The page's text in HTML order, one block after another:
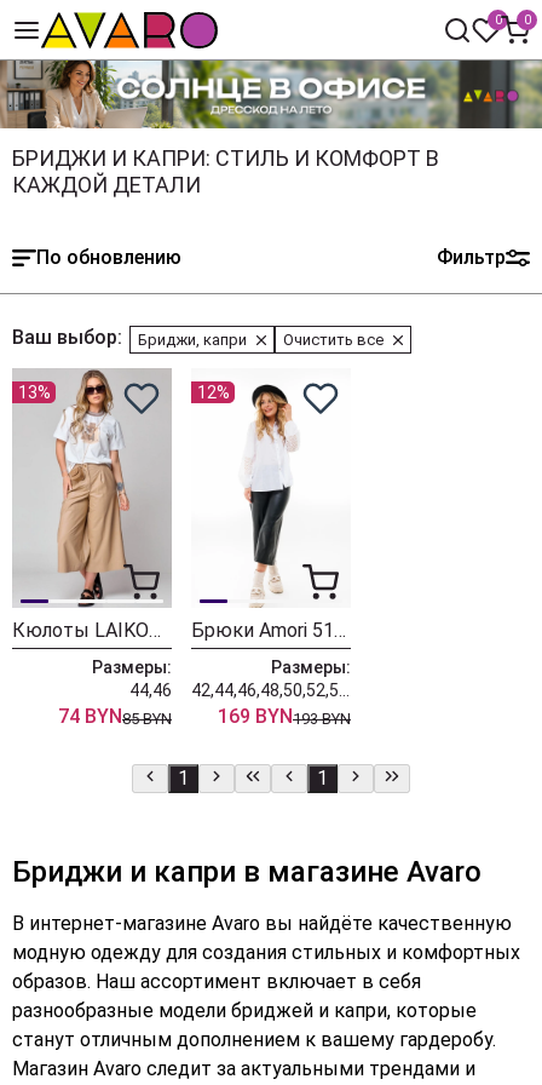
0 0
БРИДЖИ И КАПРИ: СТИЛЬ И КОМФОРТ В
КАЖДОЙ ДЕТАЛИ
По обновлению Фильтр
Ваш выбор: Бриджи, капри Очистить все
13%
Кюлоты LAIKONY L-168-2 бежевый
Размеры:
44,46
74 BYN85 BYN
12%
Брюки Amori 5181 черный
Размеры:
169 BYN193 BYN
1 1
Бриджи и капри в магазине Avaro
В интернет-магазине Avaro вы найдёте качественную
модную одежду для создания стильных и комфортных
образов. Наш ассортимент включает в себя
разнообразные модели бриджей и капри, которые
станут отличным дополнением к вашему гардеробу.
Магазин Avaro следит за актуальными трендами и